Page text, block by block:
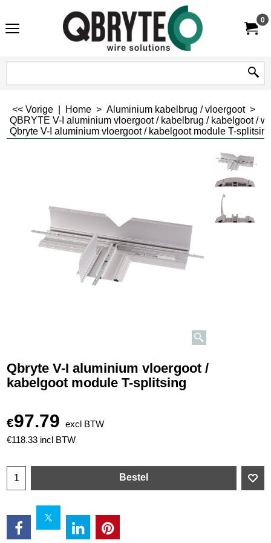
0
<< Vorige Home > Aluminium kabelbrug / vloergoot>
QBRYTE V-I aluminium vloergoot / kabelbrug / kabelgoot /
Qbryte V-I aluminium vloergoot / kabelgoot module T-
Qbryte V-I aluminium vloergoot /
kabelgoot module T-splitsing
€97.79
excl BTW
€118.33 incl BTW
Bestel